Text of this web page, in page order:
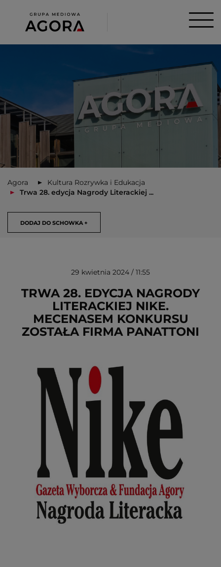
Agora
Kultura Rozrywka i Edukacja
Trwa 28. edycja Nagrody Literackiej ...
DODAJ DO SCHOWKA +
USUŃ ZE SCHOWKA
29 kwietnia 2024 / 11:55
TRWA 28. EDYCJA NAGRODY
LITERACKIEJ NIKE.
MECENASEM KONKURSU
ZOSTAŁA FIRMA PANATTONI